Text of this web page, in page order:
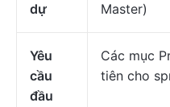
dự
Master)
Yêu
cầu
đầu
Các mục
tiên cho